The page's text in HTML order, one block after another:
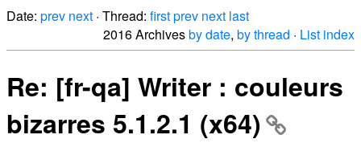
Date: prev next · Thread: firstprev next last
2016 Archivesby date, by thread · List index
Re: [fr-qa] Writer : couleurs
bizarres 5.1.2.1 (x64)